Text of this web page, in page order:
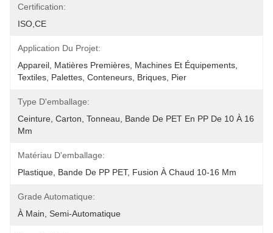
Certification:
ISO,CE
Application Du Projet:
Appareil, Matières Premières, Machines Et Équipements,
Textiles, Palettes, Conteneurs, Briques, Pier
Type D'emballage:
Ceinture, Carton, Tonneau, Bande De PET En PP De 10 À 16
Mm
Matériau D'emballage:
Plastique, Bande De PP PET, Fusion À Chaud 10-16 Mm
Grade Automatique:
À Main, Semi-Automatique